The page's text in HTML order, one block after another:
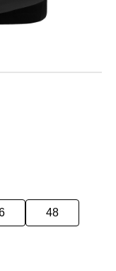
48